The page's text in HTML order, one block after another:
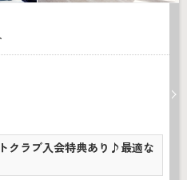
ラブ入会特典あり♪最適な